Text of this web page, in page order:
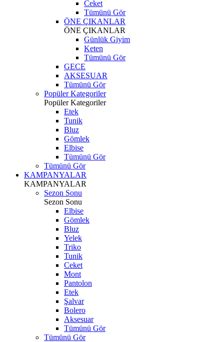
Ceket
Tümünü Gör
ÖNE ÇIKANLAR
ÖNE ÇIKANLAR
Günlük Giyim
Keten
Tümünü Gör
GECE
AKSESUAR
Tümünü Gör
Popüler Kategoriler
Popüler Kategoriler
Etek
Tunik
Bluz
Gömlek
Elbise
Tümünü Gör
Tümünü Gör
KAMPANYALAR
KAMPANYALAR
Sezon Sonu
Sezon Sonu
Elbise
Gömlek
Bluz
Yelek
Triko
Tunik
Ceket
Mont
Pantolon
Etek
Şalvar
Bolero
Aksesuar
Tümünü Gör
Tümünü Gör